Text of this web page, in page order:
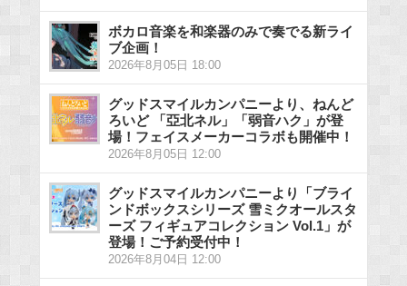
ボカロ音楽を和楽器のみで奏でる新ライ
ブ企画！
2026年8月05日 18:00
グッドスマイルカンパニーより、ねんど
ろいど 「亞北ネル」「弱音ハク」が登
場！フェイスメーカーコラボも開催中！
2026年8月05日 12:00
グッドスマイルカンパニーより「ブライ
ンドボックスシリーズ 雪ミクオールスタ
ーズ フィギュアコレクション Vol.1」が
登場！ご予約受付中！
2026年8月04日 12:00